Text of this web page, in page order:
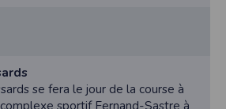
se fera le jour de la course à
sportif Fernand-Sastre à